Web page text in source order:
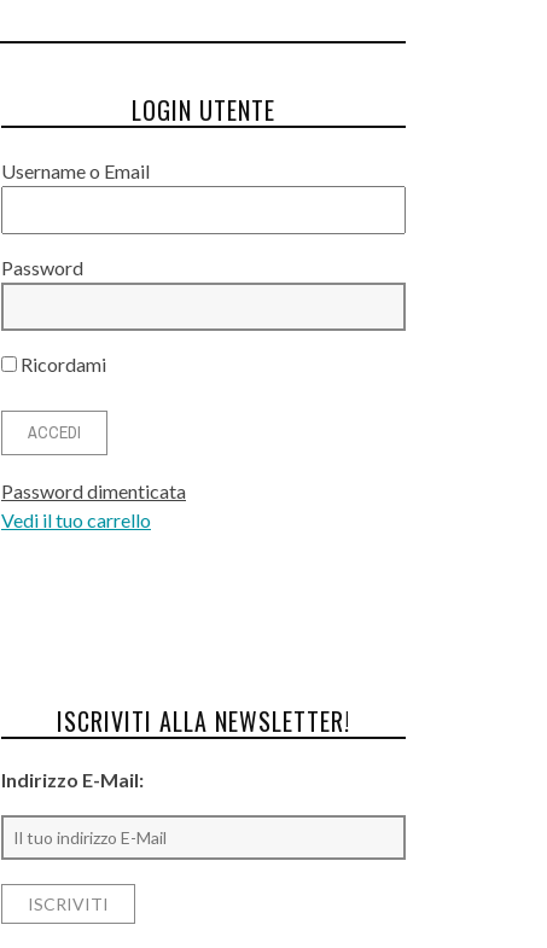
LOGIN UTENTE
Username o Email
Password
Ricordami
Password dimenticata
Vedi il tuo carrello
ISCRIVITI ALLA NEWSLETTER!
Indirizzo E-Mail: